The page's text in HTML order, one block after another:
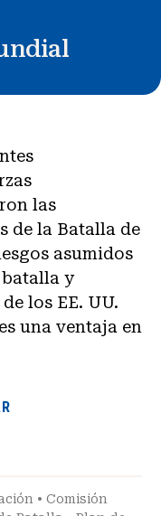
las
de la Batalla de
asumidos
y
los EE. UU.
una ventaja en
• Comisión